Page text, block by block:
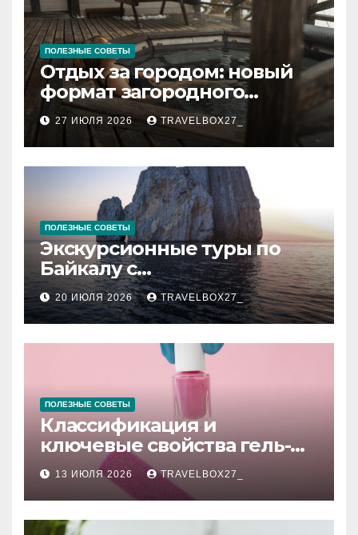
ПОЛЕЗНЫЕ СОВЕТЫ
Отдых за городом: новый
формат загородного
релакса
27 ИЮЛЯ 2026 TRAVELBOX27_
ПОЛЕЗНЫЕ СОВЕТЫ
Экскурсионные туры по
Байкалу с
предоставлением техники
в аренду
20 ИЮЛЯ 2026 TRAVELBOX27_
ПОЛЕЗНЫЕ СОВЕТЫ
Классификация и
ключевые свойства гель-
лаков для ногтей
13 ИЮЛЯ 2026 TRAVELBOX27_